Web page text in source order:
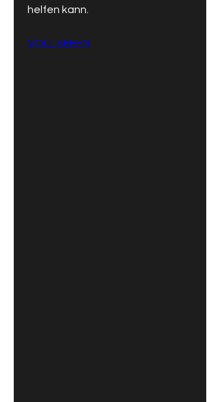
helfen kann.
VOLL SEHEN